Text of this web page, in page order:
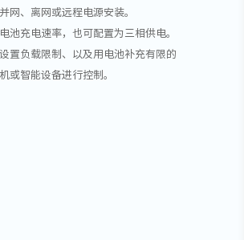
网、离网或远程电源安装。
池充电速率，也可配置为三相供电。
负载限制、以及用电池补充有限的
智能设备进行控制。